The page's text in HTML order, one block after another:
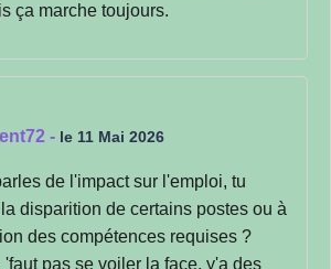
ça marche toujours.
- le 11 Mai 2026
de l'impact sur l'emploi, tu
disparition de certains postes ou à
des compétences requises ?
'faut pas se voiler la face, y'a des